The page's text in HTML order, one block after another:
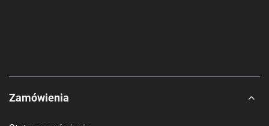
Zamówienia